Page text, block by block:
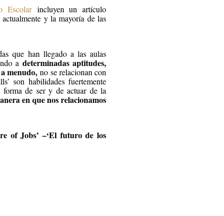
Escolarincluyen un artículo
y la mayoría de las
que han llegado a las aulas
adeterminadas aptitudes,
menudo, no se relacionan con
son habilidades fuertemente
de ser y de actuar de la
en que nos relacionamos
of Jobs’ –‘El futuro de los